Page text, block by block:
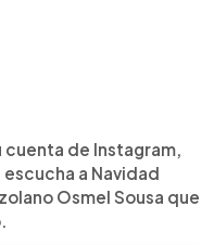
cuenta de Instagram,
a Navidad
Osmel Sousa que